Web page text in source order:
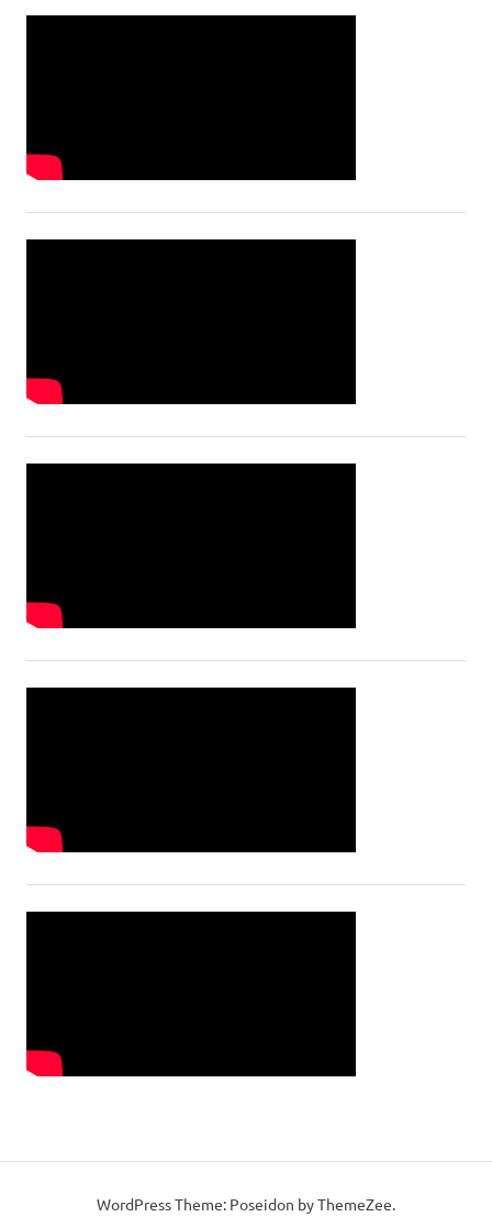
WordPress Theme: Poseidon by ThemeZee.